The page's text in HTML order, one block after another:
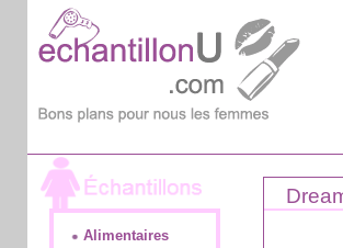
Alimentaires